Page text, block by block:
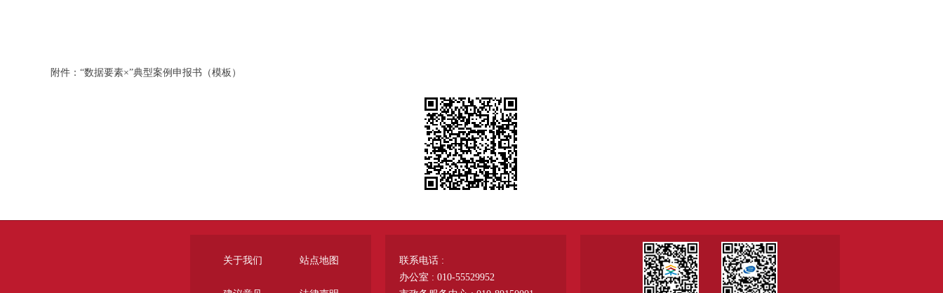
附件：“数据要素×”典型案例申报书（模板）
关于我们 站点地图
联系电话 :
办公室 : 010-55529952